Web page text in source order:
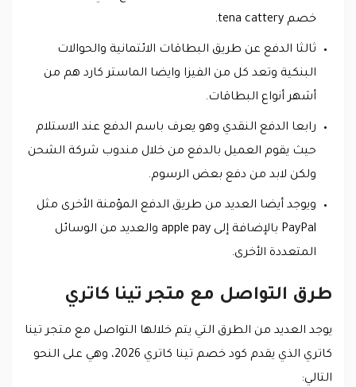
خصم tena cattery.
ثالثا الدفع عن طريق البطاقات الائتمانية والحوالات
البنكية وتعد كل من الفيزا وايضا الماستر كارد هم من
أشهر أنواع البطاقات.
رابعا الدفع النقدي وهو يعرف باسم الدفع عند الاستلام
حيث يقوم العميل بالدفع من خلال مندوب شركة الشحن
ولكن لابد من دفع بعض الرسوم.
ويوجد أيضا العديد من طريق الدفع المؤمنة الأخرى مثل
PayPal بالإضافة إلى apple pay والعديد من الوسائل
المتعددة الأخرى.
طرق التواصل مع متجر تينا كاتري
يوجد العديد من الطرق التي يتم خلالها التواصل مع متجر تينا
كاتري الذي يقدم كود خصم تينا كاتري 2026، وهي على النحو
التالي: